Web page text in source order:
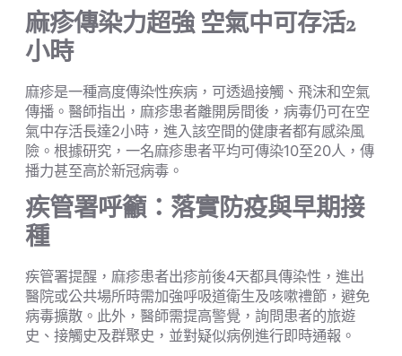
麻疹傳染力超強 空氣中可存活2
小時
麻疹是一種高度傳染性疾病，可透過接觸、飛沫和空氣
傳播。醫師指出，麻疹患者離開房間後，病毒仍可在空
氣中存活長達2小時，進入該空間的健康者都有感染風
險。根據研究，一名麻疹患者平均可傳染10至20人，傳
播力甚至高於新冠病毒。
疾管署呼籲：落實防疫與早期接
種
疾管署提醒，麻疹患者出疹前後4天都具傳染性，進出
醫院或公共場所時需加強呼吸道衛生及咳嗽禮節，避免
病毒擴散。此外，醫師需提高警覺，詢問患者的旅遊
史、接觸史及群聚史，並對疑似病例進行即時通報。